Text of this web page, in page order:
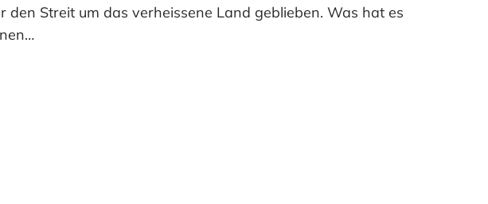
Streit um das verheissene Land geblieben. Was hat es